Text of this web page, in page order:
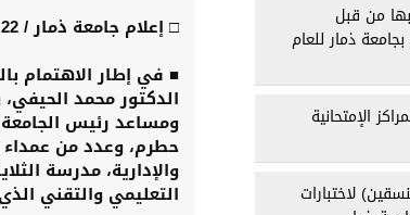
□ إعلام جامعة ذمار / 22 ذو القعدة 1447هـ، الموافق 9 مايو 2026م
■ في إطار الاهتمام
الدكتور محمد
ومساعد رئيس الجامعة
حطرم، وعدد من عمداء
والإدارية، مدرسة
التعليمي والتقني
من قبل
ذمار للعام
الإمتحانية
لاختبارات